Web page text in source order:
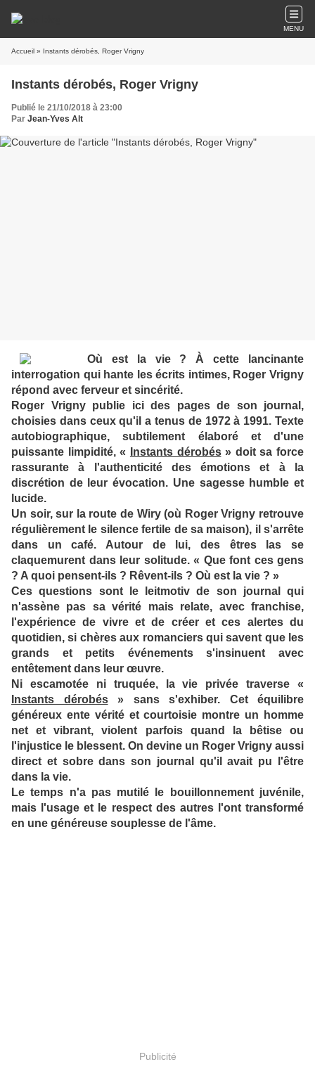
MENU
Accueil » Instants dérobés, Roger Vrigny
Instants dérobés, Roger Vrigny
Publié le 21/10/2018 à 23:00
Par Jean-Yves Alt
Où est la vie ? À cette lancinante
interrogation qui hante les écrits intimes, Roger Vrigny
répond avec ferveur et sincérité.
Roger Vrigny publie ici des pages de son journal,
choisies dans ceux qu'il a tenus de 1972 à 1991. Texte
autobiographique, subtilement élaboré et d'une
puissante limpidité, «
Instants dérobés» doit sa force
rassurante à l'authenticité des émotions et à la
discrétion de leur évocation. Une sagesse humble et
lucide.
Un soir, sur la route de Wiry (où Roger Vrigny retrouve
régulièrement le silence fertile de sa maison), il s'arrête
dans un café. Autour de lui, des êtres las se
claquemurent dans leur solitude. « Que font ces gens
? A quoi pensent-ils ? Rêvent-ils ? Où est la vie ? »
Ces questions sont le leitmotiv de son journal qui
n'assène pas sa vérité mais relate, avec franchise,
l'expérience de vivre et de créer et ces alertes du
quotidien, si chères aux romanciers qui savent que les
grands et petits événements s'insinuent avec
entêtement dans leur œuvre.
Ni escamotée ni truquée, la vie privée traverse «
Instants dérobés» sans s'exhiber. Cet équilibre
généreux ente vérité et courtoisie montre un homme
net et vibrant, violent parfois quand la bêtise ou
l'injustice le blessent. On devine un Roger Vrigny aussi
direct et sobre dans son journal qu'il avait pu l'être
dans la vie.
Le temps n'a pas mutilé le bouillonnement juvénile,
mais l'usage et le respect des autres l'ont transformé
en une généreuse souplesse de l'âme.
Publicité